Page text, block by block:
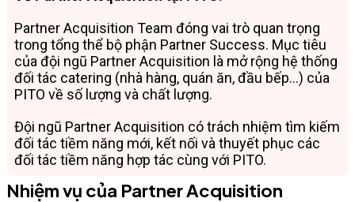
Partner Acquisition Team đóng vai trò quan trọng
trong tổng thể bộ phận Partner Success. Mục tiêu
của đội ngũ Partner Acquisition là mở rộng hệ thống
đối tác catering (nhà hàng, quán ăn, đầu bếp…) của
PITO về số lượng và chất lượng.
Đội ngũ Partner Acquisition có trách nhiệm tìm kiếm
đối tác tiềm năng mới, kết nối và thuyết phục các
đối tác tiềm năng hợp tác cùng với PITO.
Nhiệm vụ của Partner Acquisition